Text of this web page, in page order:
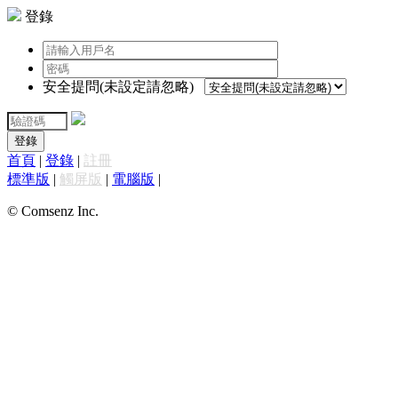
登錄
安全提問(未設定請忽略)
登錄
首頁 | 登錄 | 註冊
標準版 | 觸屏版 | 電腦版 |
© Comsenz Inc.